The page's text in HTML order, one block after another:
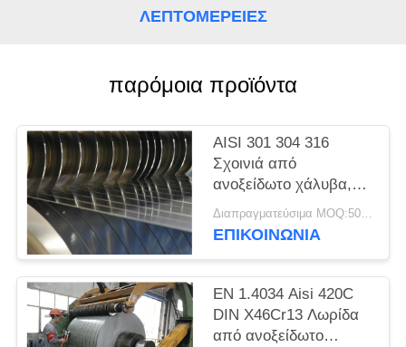
ΑΠΌΣΠΑΣΜΑ
SITEMAP
PRIVACY
POLICY
ΛΕΠΤΟΜΈΡΕΙΕΣ
παρόμοια προϊόντα
AISI 301 304 316
Σχοινιά από
ανοξείδωτο χάλυβα,
λωρίδες ακριβείας,
φύλλα, πλάκες
Διαπραγματεύσιμα MOQ:500 κλ
ΕΠΙΚΟΙΝΩΝΊΑ
EN 1.4034 Aisi 420C
DIN X46Cr13 Λωρίδα
από ανοξείδωτο